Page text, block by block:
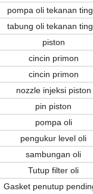
pompa oli tekanan
tabung oli tekanan
piston
cincin primon
cincin primon
nozzle injeksi piston
pin piston
pompa oli
pengukur level oli
sambungan oli
Tutup filter oli
Gasket penutup